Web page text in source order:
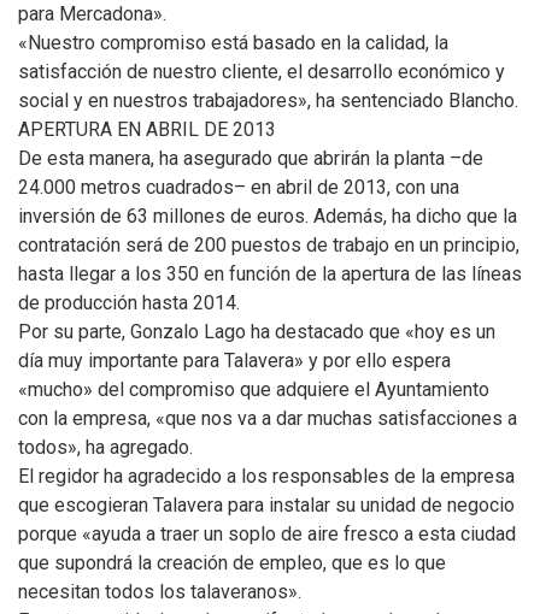
para Mercadona».
«Nuestro compromiso está basado en la calidad, la
satisfacción de nuestro cliente, el desarrollo económico y
social y en nuestros trabajadores», ha sentenciado Blancho.
APERTURA EN ABRIL DE 2013
De esta manera, ha asegurado que abrirán la planta –de
24.000 metros cuadrados– en abril de 2013, con una
inversión de 63 millones de euros. Además, ha dicho que la
contratación será de 200 puestos de trabajo en un principio,
hasta llegar a los 350 en función de la apertura de las líneas
de producción hasta 2014.
Por su parte, Gonzalo Lago ha destacado que «hoy es un
día muy importante para Talavera» y por ello espera
«mucho» del compromiso que adquiere el Ayuntamiento
con la empresa, «que nos va a dar muchas satisfacciones a
todos», ha agregado.
El regidor ha agradecido a los responsables de la empresa
que escogieran Talavera para instalar su unidad de negocio
porque «ayuda a traer un soplo de aire fresco a esta ciudad
que supondrá la creación de empleo, que es lo que
necesitan todos los talaveranos».